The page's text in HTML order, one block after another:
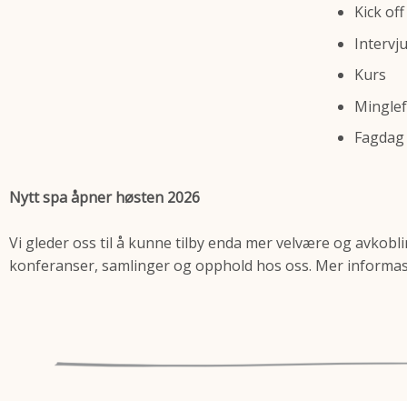
Kick off
Kurs
Fagdag
Nytt spa åpner høsten 2026
Vi gleder oss til å kunne tilby enda mer velvære og
konferanser, samlinger og opphold hos oss. Mer